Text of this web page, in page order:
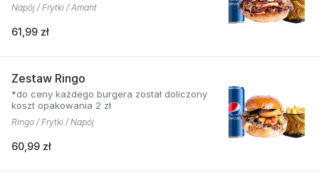
Napój / Frytki / Amant
61,99 zł
Zestaw Ringo
*do ceny każdego burgera został doliczony
koszt opakowania 2 zł
Ringo / Frytki / Napój
60,99 zł